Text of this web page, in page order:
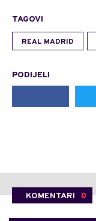
TAGOVI
REAL MADRID
PODIJELI
KOMENTARI 0